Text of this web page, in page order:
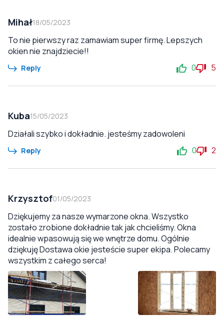
Mihał18/05/2023
To nie pierwszy raz zamawiam super firmę. Lepszych
okien nie znajdziecie!!
Reply 0 5
Kuba15/05/2023
Działali szybko i dokładnie. jesteśmy zadowoleni
Reply 0 2
Krzysztof01/05/2023
Dziękujemy za nasze wymarzone okna. Wszystko
zostało zrobione dokładnie tak jak chcieliśmy. Okna
idealnie wpasowują się we wnętrze domu. Ogólnie
dziękuję Dostawa okie jesteście super ekipa. Polecamy
wszystkim z całego serca!